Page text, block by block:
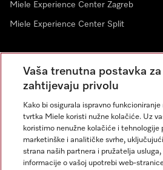
Miele Experience Center Zagreb
Miele Experience Center Split
Newsletter
Vaša trenutna postavka
zahtijevaju privolu
Kako bi osigurala ispravno
tvrtka Miele koristi nužne kolačiće. Uz
koristimo nenužne kolačiće i tehnologije
marketinške i analitičke svrhe,
strana naših partnera i pružatelja
informacije o vašoj upotrebi web-